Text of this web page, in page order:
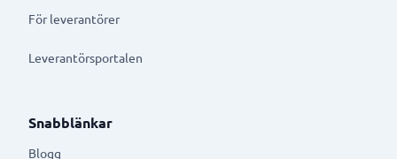
För leverantörer
Leverantörsportalen
Snabblänkar
Blogg